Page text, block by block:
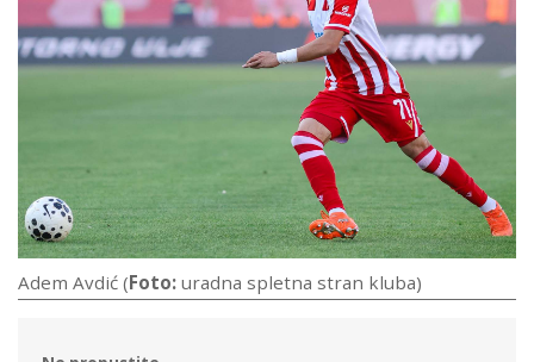
Adem Avdić (Foto: uradna spletna stran kluba)